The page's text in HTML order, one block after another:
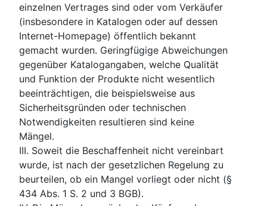
einzelnen Vertrages sind oder vom Verkäufer
(insbesondere in Katalogen oder auf dessen
Internet-Homepage) öffentlich bekannt
gemacht wurden. Geringfügige Abweichungen
gegenüber Katalogangaben, welche Qualität
und Funktion der Produkte nicht wesentlich
beeinträchtigen, die beispielsweise aus
Sicherheitsgründen oder technischen
Notwendigkeiten resultieren sind keine
Mängel.
III. Soweit die Beschaffenheit nicht vereinbart
wurde, ist nach der gesetzlichen Regelung zu
beurteilen, ob ein Mangel vorliegt oder nicht (§
434 Abs. 1 S. 2 und 3 BGB).